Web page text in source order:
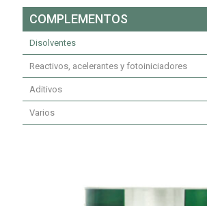
COMPLEMENTOS
Disolventes
Reactivos, acelerantes y fotoiniciadores
Aditivos
Varios